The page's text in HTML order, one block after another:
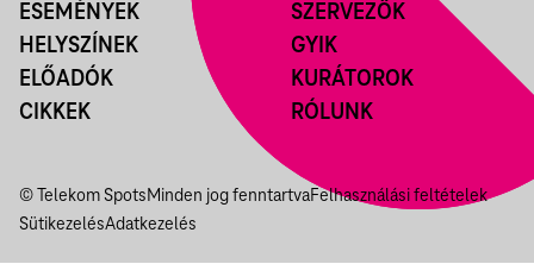
ESEMÉNYEK
HELYSZÍNEK
ELŐADÓK
CIKKEK
SZERVEZŐK
GYIK
KURÁTOROK
RÓLUNK
© Telekom SpotsMinden jog fenntartvaFelhasználási feltételek
SütikezelésAdatkezelés